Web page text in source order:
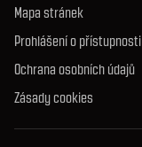
Mapa stránek
Prohlášení o přístupnosti
Ochrana osobních údajů
Zásady cookies